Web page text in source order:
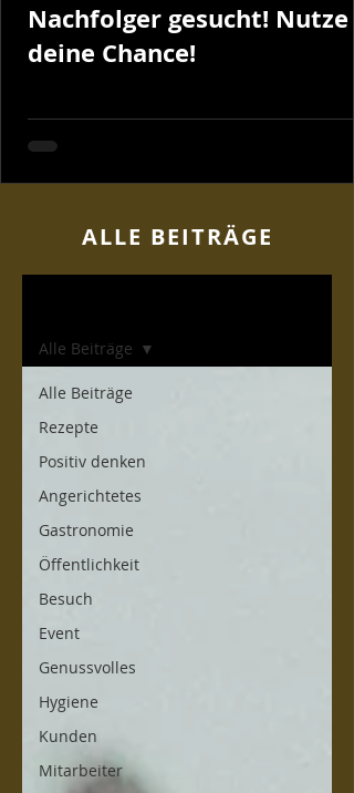
Nachfolger gesucht! Nutze
deine Chance!
ALLE BEITRÄGE
Alle Beiträge
Rezepte
Positiv denken
Angerichtetes
Gastronomie
Öffentlichkeit
Besuch
Event
Genussvolles
Hygiene
Kunden
Mitarbeiter
Alle Beiträge